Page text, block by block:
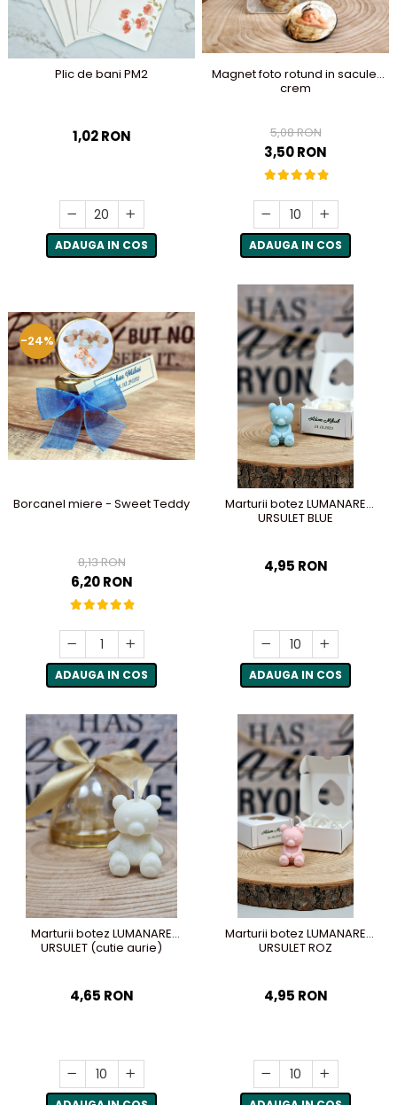
Plic de bani PM2
1,02 RON
ADAUGA IN COS
Magnet foto rotund in saculet
crem
5,08 RON
3,50 RON
ADAUGA IN COS
-24%
Borcanel miere - Sweet Teddy
8,13 RON
6,20 RON
ADAUGA IN COS
Marturii botez LUMANARE
URSULET BLUE
4,95 RON
ADAUGA IN COS
Marturii botez LUMANARE
URSULET (cutie aurie)
4,65 RON
Marturii botez LUMANARE
URSULET ROZ
4,95 RON